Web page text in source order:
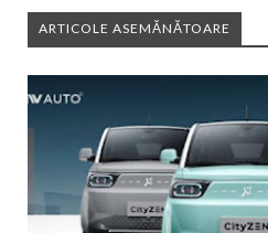
ARTICOLE ASEMĂNĂTOARE